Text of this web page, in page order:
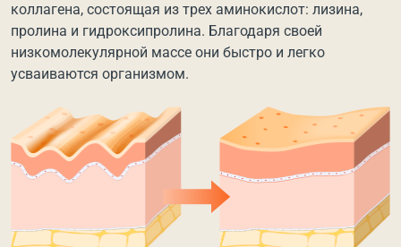
коллагена, состоящая из трех аминокислот: лизина,
пролина и гидроксипролина. Благодаря своей
низкомолекулярной массе они быстро и легко
усваиваются организмом.